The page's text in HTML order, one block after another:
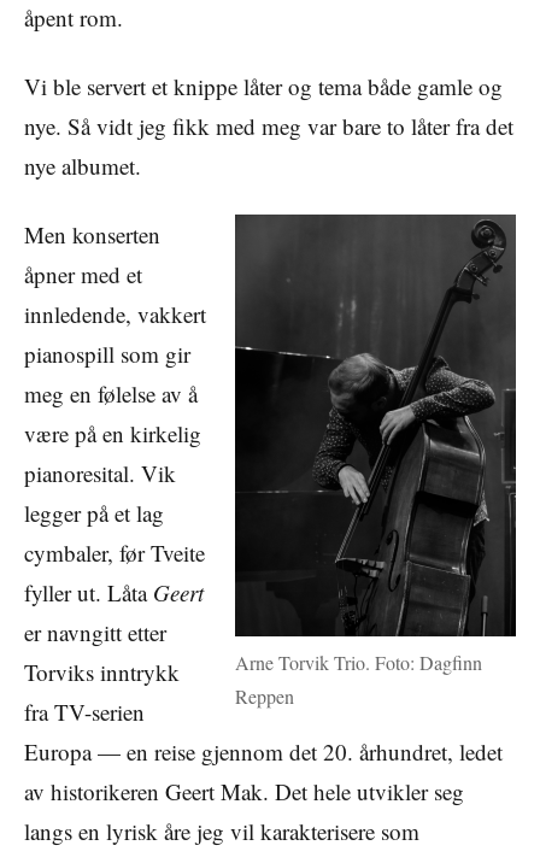
åpent rom.
Vi ble servert et knippe låter og tema både gamle og
nye. Så vidt jeg fikk med meg var bare to låter fra det
nye albumet.
Arne Torvik Trio. Foto: Dagfinn
Reppen
Men konserten
åpner med et
innledende, vakkert
pianospill som gir
meg en følelse av å
være på en kirkelig
pianoresital. Vik
legger på et lag
cymbaler, før Tveite
fyller ut. Låta Geert
er navngitt etter
Torviks inntrykk
fra TV-serien
Europa — en reise gjennom det 20. århundret, ledet
av historikeren Geert Mak. Det hele utvikler seg
langs en lyrisk åre jeg vil karakterisere som